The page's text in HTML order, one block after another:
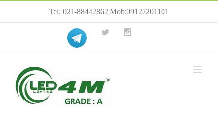
Tel: 021-88442862 Mob:09127201101